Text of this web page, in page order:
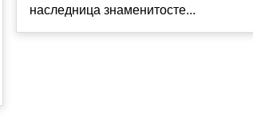
наследница знаменитосте...